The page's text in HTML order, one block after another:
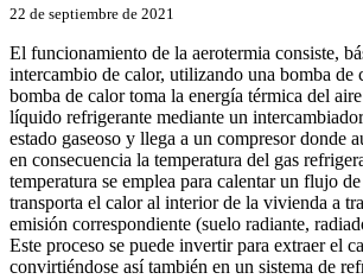
Categories
22 de septiembre de 2021
El funcionamiento de la aerotermia consiste,
intercambio de calor, utilizando una bomba de
bomba de calor toma la energía térmica del
líquido refrigerante mediante un
estado gaseoso y llega a un compresor donde
en consecuencia la temperatura del gas
temperatura se emplea para calentar un flujo
transporta el calor al interior de la vivienda a
emisión correspondiente (suelo radiante,
Este proceso se puede invertir para extraer el
convirtiéndose así también en un sistema de